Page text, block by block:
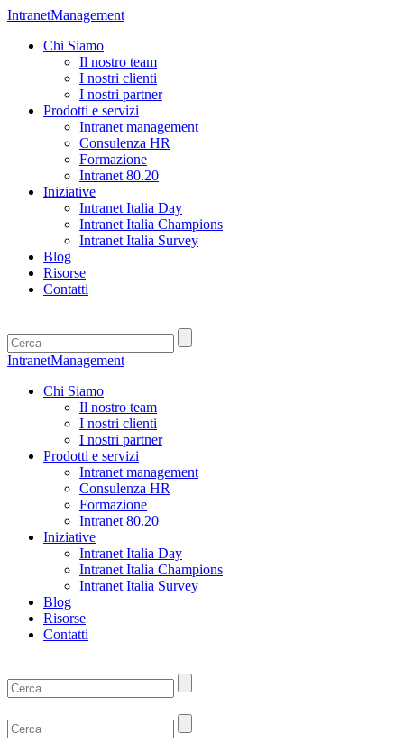
IntranetManagement
Chi Siamo
Il nostro team
I nostri clienti
I nostri partner
Prodotti e servizi
Intranet management
Consulenza HR
Formazione
Intranet 80.20
Iniziative
Intranet Italia Day
Intranet Italia Champions
Intranet Italia Survey
Blog
Risorse
Contatti
IntranetManagement
Chi Siamo
Il nostro team
I nostri clienti
I nostri partner
Prodotti e servizi
Intranet management
Consulenza HR
Formazione
Intranet 80.20
Iniziative
Intranet Italia Day
Intranet Italia Champions
Intranet Italia Survey
Blog
Risorse
Contatti